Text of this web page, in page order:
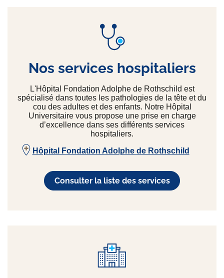
Nos services hospitaliers
L'Hôpital Fondation Adolphe de Rothschild est
spécialisé dans toutes les pathologies de la tête et du
cou des adultes et des enfants. Notre Hôpital
Universitaire vous propose une prise en charge
d’excellence dans ses différents services
hospitaliers.
Hôpital Fondation Adolphe de Rothschild
Consulter la liste des services